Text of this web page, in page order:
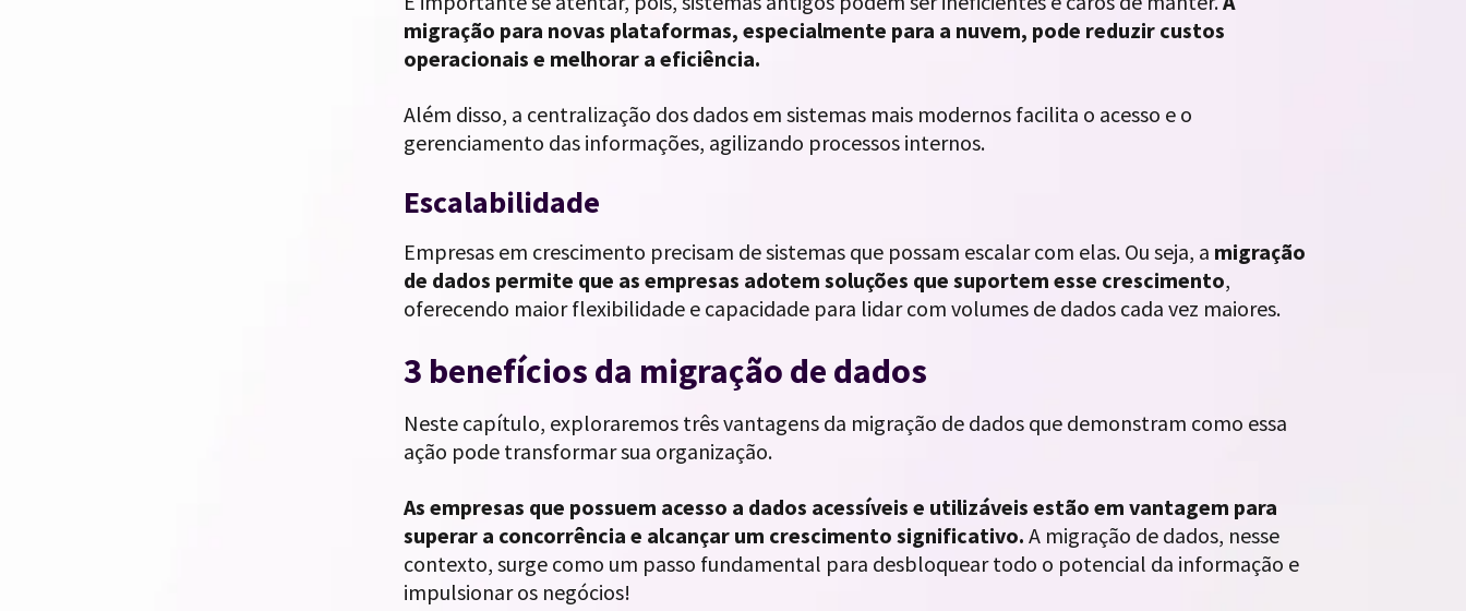
migração para novas plataformas, especialmente para a nuvem, pode reduzir custos
operacionais e melhorar a eficiência.
Além disso, a centralização dos dados em sistemas mais modernos facilita o acesso e o
gerenciamento das informações, agilizando processos internos.
Escalabilidade
Empresas em crescimento precisam de sistemas que possam escalar com elas. Ou seja, a migração
de dados permite que as empresas adotem soluções que suportem esse crescimento,
oferecendo maior flexibilidade e capacidade para lidar com volumes de dados cada vez maiores.
3 benefícios da migração de dados
Neste capítulo, exploraremos três vantagens da migração de dados que demonstram como essa
ação pode transformar sua organização.
As empresas que possuem acesso a dados acessíveis e utilizáveis estão em vantagem para
superar a concorrência e alcançar um crescimento significativo.A migração de dados, nesse
contexto, surge como um passo fundamental para desbloquear todo o potencial da informação e
impulsionar os negócios!